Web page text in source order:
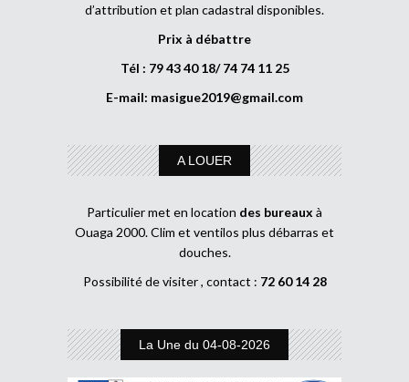
d’attribution et plan cadastral disponibles.
Prix à débattre
Tél : 79 43 40 18/ 74 74 11 25
E-mail: masigue2019@gmail.com
A LOUER
Particulier met en location des bureaux à
Ouaga 2000. Clim et ventilos plus débarras et
douches.
Possibilité de visiter , contact : 72 60 14 28
La Une du 04-08-2026